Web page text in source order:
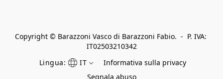
Copyright © Barazzoni Vasco di Barazzoni Fabio.  -  P. IVA:
IT02503210342
Lingua:
IT
Informativa sulla privacy
Segnala abuso